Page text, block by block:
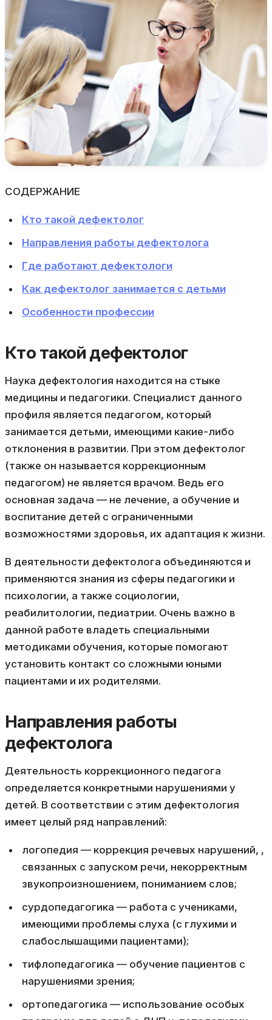
СОДЕРЖАНИЕ
Кто такой дефектолог
Направления работы дефектолога
Где работают дефектологи
Как дефектолог занимается с детьми
Особенности профессии
Кто такой дефектолог
Наука дефектология находится на стыке
медицины и педагогики. Специалист данного
профиля является педагогом, который
занимается детьми, имеющими какие-либо
отклонения в развитии. При этом дефектолог
(также он называется коррекционным
педагогом) не является врачом. Ведь его
основная задача — не лечение, а обучение и
воспитание детей с ограниченными
возможностями здоровья, их адаптация к жизни.
В деятельности дефектолога объединяются и
применяются знания из сферы педагогики и
психологии, а также социологии,
реабилитологии, педиатрии. Очень важно в
данной работе владеть специальными
методиками обучения, которые помогают
установить контакт со сложными юными
пациентами и их родителями.
Направления работы
дефектолога
Деятельность коррекционного педагога
определяется конкретными нарушениями у
детей. В соответствии с этим дефектология
имеет целый ряд направлений:
логопедия — коррекция речевых нарушений, ,
связанных с запуском речи, некорректным
звукопроизношением, пониманием слов;
сурдопедагогика — работа с учениками,
имеющими проблемы слуха (с глухими и
слабослышащими пациентами);
тифлопедагогика — обучение пациентов с
нарушениями зрения;
ортопедагогика — использование особых